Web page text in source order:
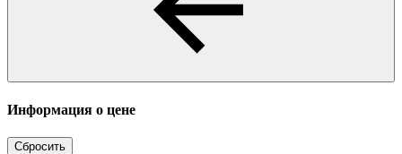
Информация о цене
Сбросить